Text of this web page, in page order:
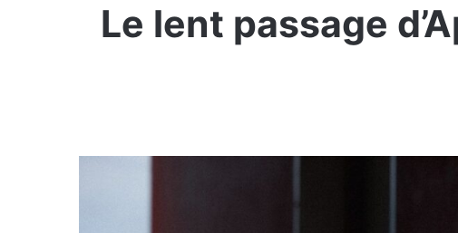
Le lent passage